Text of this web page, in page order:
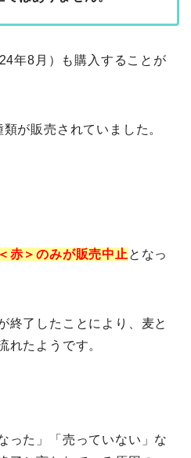
年8月）も購入することが
が販売されていました。
赤＞のみが販売中止 となっ
終了したことにより、麦と
れたようです。
った」「売っていない」な